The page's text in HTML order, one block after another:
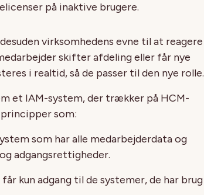
på inaktive brugere.
virksomhedens evne til at reagere
skifter afdeling eller får nye
i realtid, så de passer til den nye rolle.
et IAM-system, der trækker på HCM-
som:
som har alle medarbejderdata og
adgangsrettigheder.
kun adgang til de systemer, de har brug